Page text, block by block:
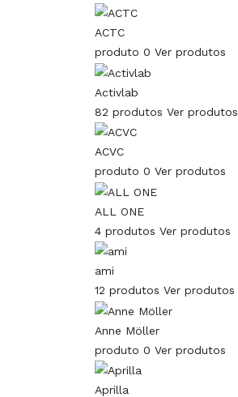
ACTC
produto 0 Ver produtos
Activlab
82 produtos Ver produtos
ACVC
produto 0 Ver produtos
ALL ONE
4 produtos Ver produtos
ami
12 produtos Ver produtos
Anne Möller
produto 0 Ver produtos
Aprilla